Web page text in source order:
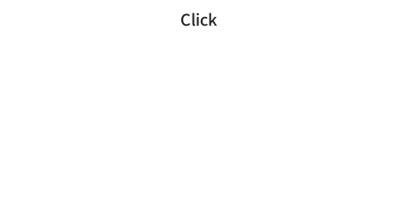
Click